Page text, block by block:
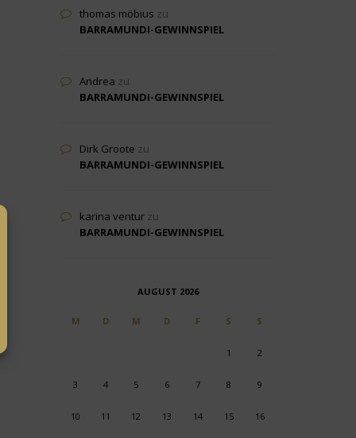
thomas möbius zu
BARRAMUNDI-GEWINNSPIEL
Andrea zu
BARRAMUNDI-GEWINNSPIEL
Dirk Groote zu
BARRAMUNDI-GEWINNSPIEL
karina ventur zu
BARRAMUNDI-GEWINNSPIEL
AUGUST 2026
M D M D F S S
1 2
3 4 5 6 7 8 9
10 11 12 13 14 15 16